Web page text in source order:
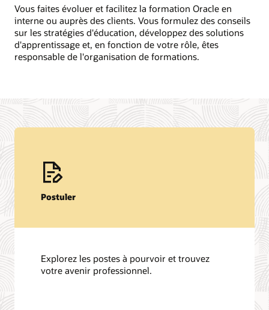
Vous faites évoluer et facilitez la formation Oracle en
interne ou auprès des clients. Vous formulez des conseils
sur les stratégies d'éducation, développez des solutions
d'apprentissage et, en fonction de votre rôle, êtes
responsable de l'organisation de formations.
Postuler
Explorez les postes à pourvoir et trouvez
votre avenir professionnel.